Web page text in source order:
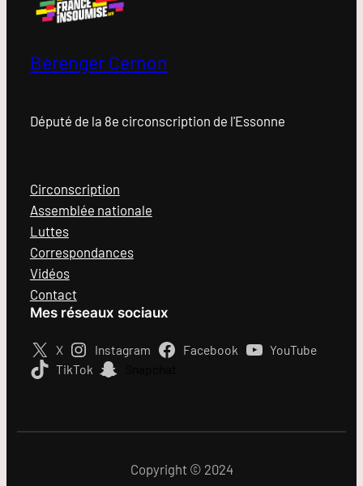
Bérenger Cernon
Député de la 8e circonscription de l'Essonne
Circonscription
Assemblée nationale
Luttes
Correspondances
Vidéos
Contact
Mes réseaux sociaux
X Instagram Facebook
YouTube
TikTok
Copyright © 2024